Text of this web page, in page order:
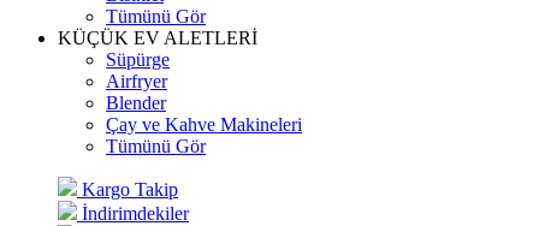
Tümünü Gör
KÜÇÜK EV ALETLERİ
Süpürge
Airfryer
Blender
Çay ve Kahve Makineleri
Tümünü Gör
Kargo Takip
İndirimdekiler